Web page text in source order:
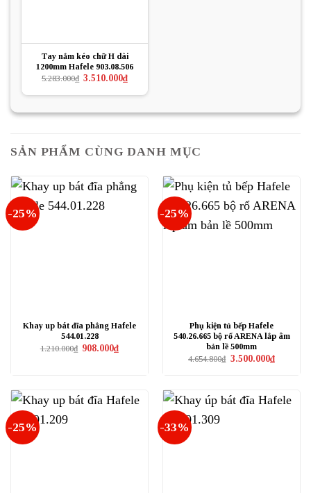
Tay nắm kéo chữ H dài
1200mm Hafele 903.08.506
5.283.000₫ Giá
là:
3.510.000₫Giá
hiện
tại
3.510.000₫.
SẢN PHẨM CÙNG DANH MỤC
-25%
Khay up bát đĩa phẳng Hafele
544.01.228
1.210.000₫ Giá
908.000₫Giá
hiện
-25%
Phụ kiện tủ bếp Hafele
540.26.665 bộ rổ ARENA lắp âm
bản lề 500mm
4.654.800₫ Giá
3.500.000₫Giá
hiện
-25% -33%